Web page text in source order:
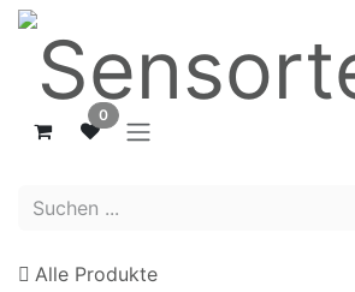
Zum Inhalt springen
0
Alle Produkte